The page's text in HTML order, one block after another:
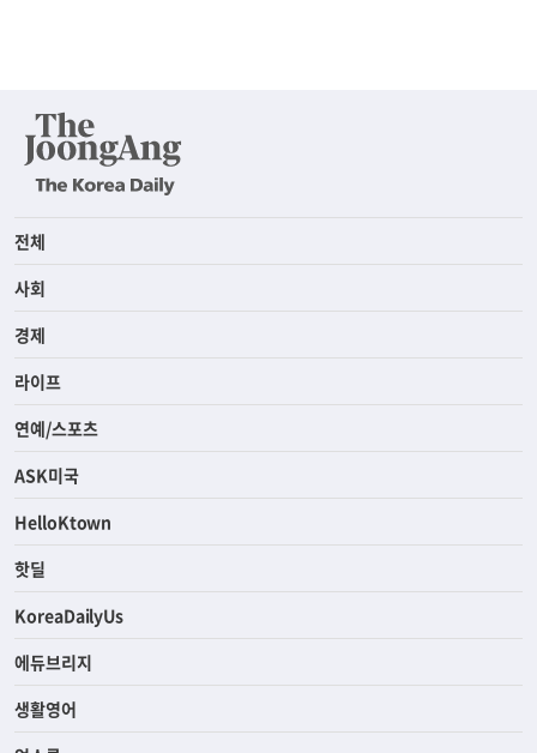
전체
사회
경제
라이프
연예/스포츠
ASK미국
HelloKtown
핫딜
KoreaDailyUs
에듀브리지
생활영어